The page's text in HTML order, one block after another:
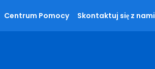
Centrum Pomocy Skontaktuj się z nami